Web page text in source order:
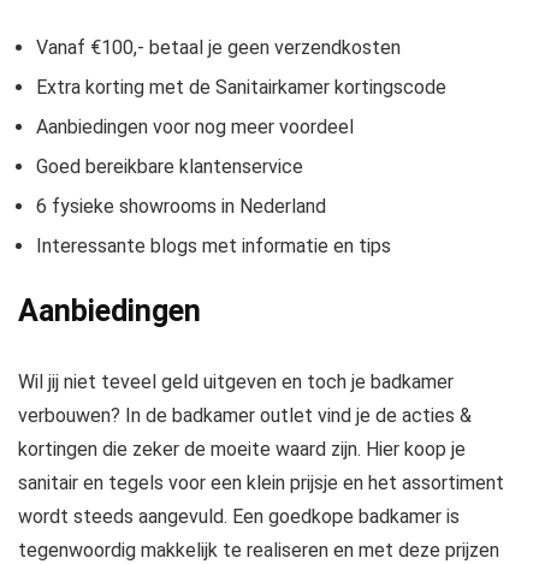
Vanaf €100,- betaal je geen verzendkosten
Extra korting met de Sanitairkamer kortingscode
Aanbiedingen voor nog meer voordeel
Goed bereikbare klantenservice
6 fysieke showrooms in Nederland
Interessante blogs met informatie en tips
Aanbiedingen
Wil jij niet teveel geld uitgeven en toch je badkamer
verbouwen? In de badkamer outlet vind je de acties &
kortingen die zeker de moeite waard zijn. Hier koop je
sanitair en tegels voor een klein prijsje en het assortiment
wordt steeds aangevuld. Een goedkope badkamer is
tegenwoordig makkelijk te realiseren en met deze prijzen